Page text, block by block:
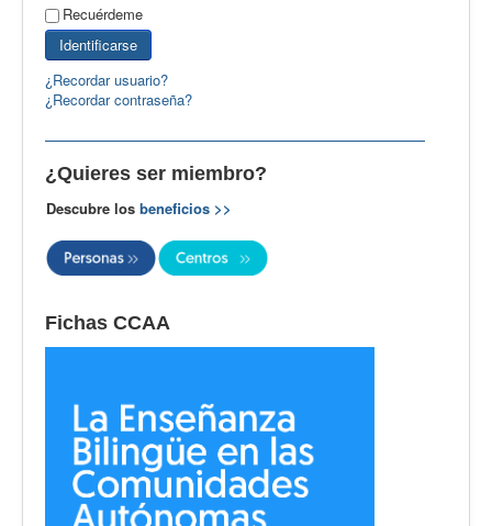
Artículos
Recursos
Observatorio EB
CIEB
Contacto
Recuérdeme
Identificarse
¿Recordar usuario?
¿Recordar contraseña?
¿Quieres ser miembro?
Descubre los beneficios >>
Fichas CCAA